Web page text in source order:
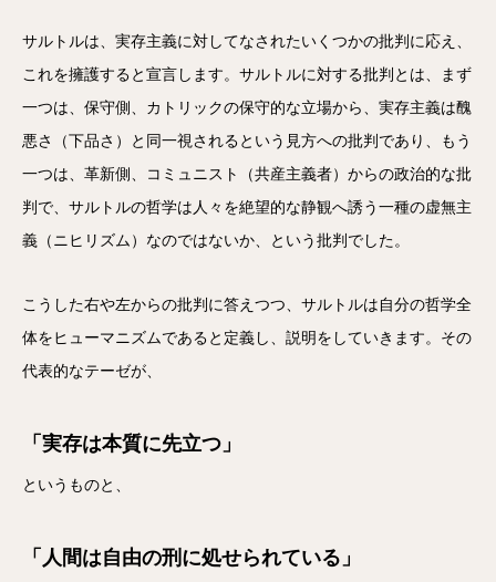
サルトルは、実存主義に対してなされたいくつかの批判に応え、
これを擁護すると宣言します。サルトルに対する批判とは、まず
一つは、保守側、カトリックの保守的な立場から、実存主義は醜
悪さ（下品さ）と同一視されるという見方への批判であり、もう
一つは、革新側、コミュニスト（共産主義者）からの政治的な批
判で、サルトルの哲学は人々を絶望的な静観へ誘う一種の虚無主
義（ニヒリズム）なのではないか、という批判でした。
こうした右や左からの批判に答えつつ、サルトルは自分の哲学全
体をヒューマニズムであると定義し、説明をしていきます。その
代表的なテーゼが、
「実存は本質に先立つ」
というものと、
「人間は自由の刑に処せられている」